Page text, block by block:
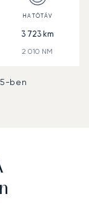
3 723km
2 010 NM
ben